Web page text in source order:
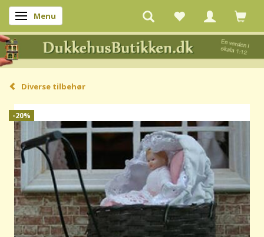
Skifte navigation
Menu
Diverse tilbehør
-20%